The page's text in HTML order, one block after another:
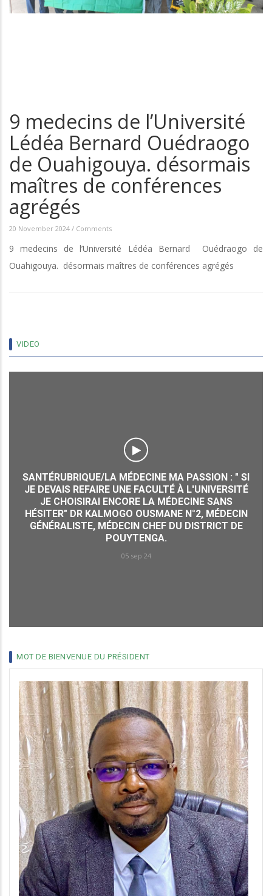
9 medecins de l’Université
Lédéa Bernard Ouédraogo
de Ouahigouya. désormais
maîtres de conférences
agrégés
20 November 2024 / Comments
9 medecins de l’Université Lédéa Bernard Ouédraogo de
Ouahigouya. désormais maîtres de conférences agrégés
VIDEO
SANTÉRUBRIQUE/LA MÉDECINE MA PASSION : " SI
JE DEVAIS REFAIRE UNE FACULTÉ À L'UNIVERSITÉ
JE CHOISIRAI ENCORE LA MÉDECINE SANS
HÉSITER" DR KALMOGO OUSMANE N°2, MÉDECIN
GÉNÉRALISTE, MÉDECIN CHEF DU DISTRICT DE
POUYTENGA.
05 sep 24
MOT DE BIENVENUE DU PRÉSIDENT